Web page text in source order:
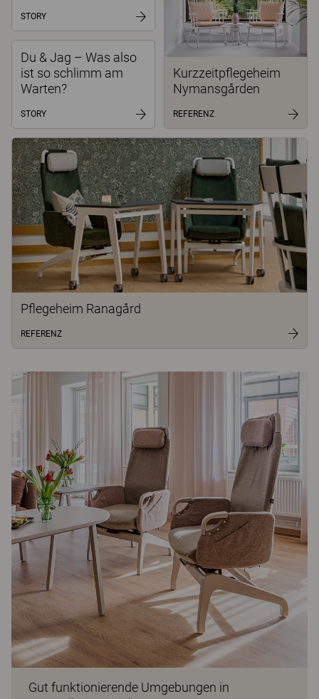
STORY
Du & Jag – Was also
ist so schlimm am
Warten?
STORY
Pflegeheim Ranagård
REFERENZ
Kurzzeitpflegeheim
Nymansgården
REFERENZ
Gut funktionierende Umgebungen in